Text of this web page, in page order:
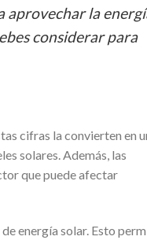
aprovechar la
considerar para
cifras la convierten en
solares. Además, las
que puede afectar
energía solar. Esto